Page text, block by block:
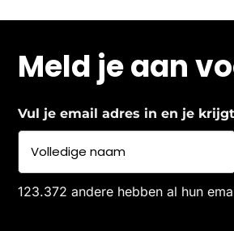
Meld je aan
Vul je email adres in en je
123.372 andere hebben al hun